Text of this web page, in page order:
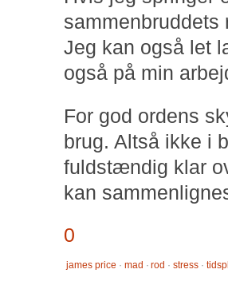
sammenbruddets
Jeg kan også let
også på min
For god ordens
brug. Altså ikke i
fuldstændig klar
kan
0
james price · mad · rod · stress ·